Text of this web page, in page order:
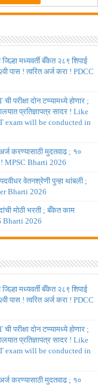
मध्यवर्ती बँकेत २८९ शिपाई
पास ! त्वरित अर्ज करा ! PDCC
परीक्षा दोन टप्प्यामध्ये होणार ;
प्रतिज्ञापत्र सादर ! Like
exam will be conducted in
करण्यासाठी मुदतवाढ ; १०
MPSC Bharti 2026
पदवीधर वेतनश्रेणी पुन्हा थांबली ;
Bharti 2026
मोठी भरती ; बँकेत काम
Bharti 2026
मध्यवर्ती बँकेत २८९ शिपाई
पास ! त्वरित अर्ज करा ! PDCC
परीक्षा दोन टप्प्यामध्ये होणार ;
प्रतिज्ञापत्र सादर ! Like
exam will be conducted in
करण्यासाठी मुदतवाढ ; १०